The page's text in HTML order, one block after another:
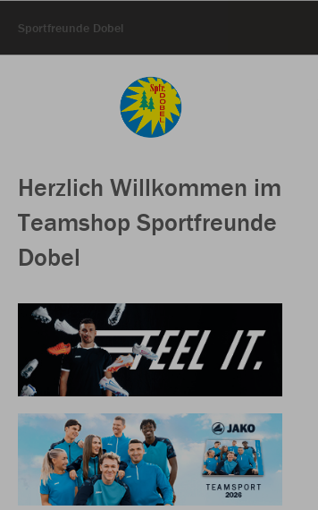
Sportfreunde Dobel
Herzlich Willkommen im
Teamshop Sportfreunde
Dobel